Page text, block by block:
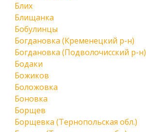
Блих
Блищанка
Бобулинцы
Богдановка (Кременецкий р-н)
Богдановка (Подволочисский р-н)
Бодаки
Божиков
Боложовка
Боновка
Борщев
Борщевка (Тернопольская обл.)